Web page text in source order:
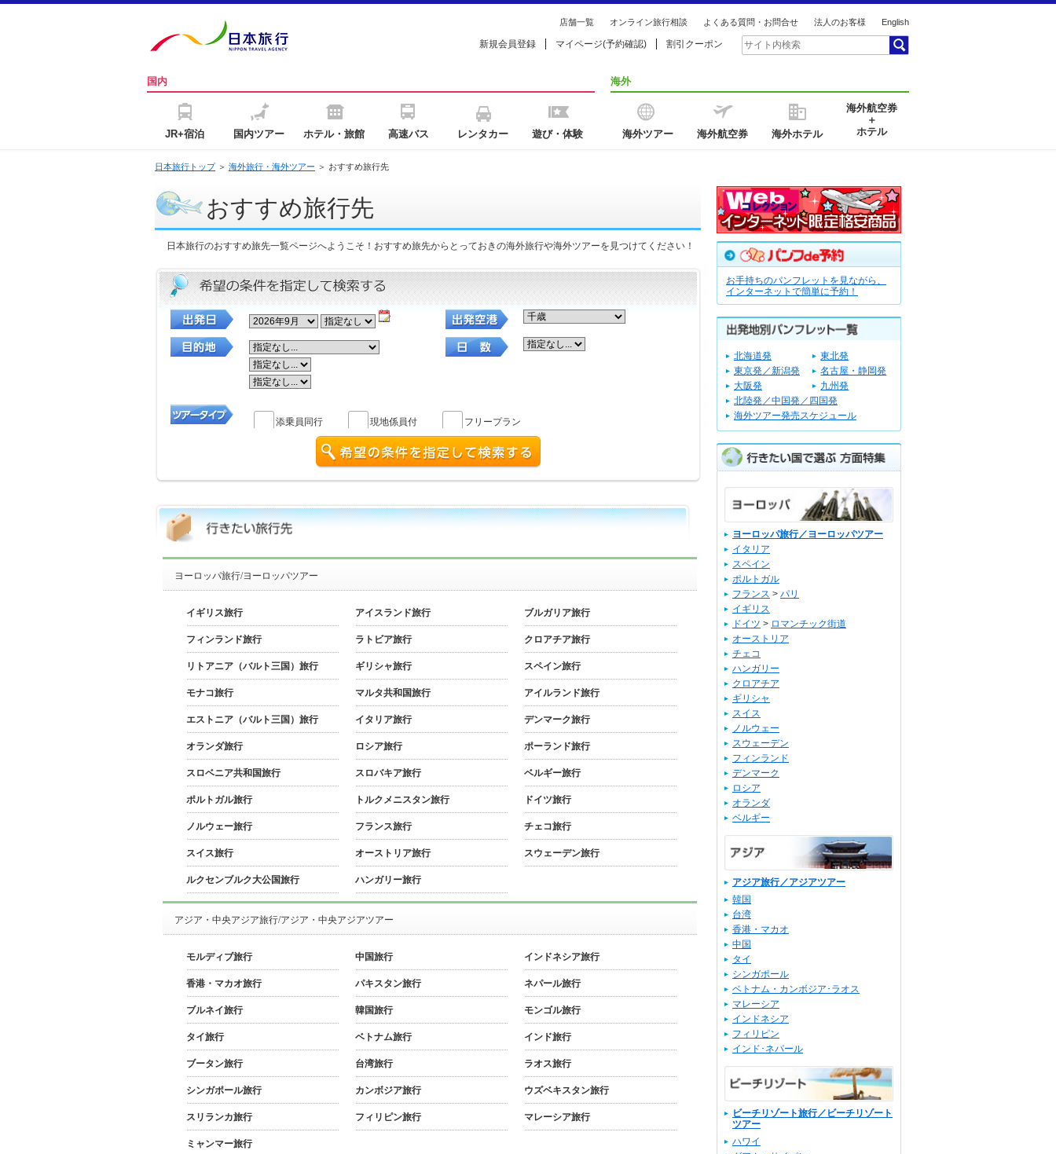
店舗一覧 オンライン旅行相談 よくある質問・お問合せ 法人のお客様 English
新規会員登録 マイページ(予約確認) 割引クーポン
国内
JR+宿泊 国内ツアー ホテル・旅館 高速バス レンタカー 遊び・体験
海外
海外ツアー 海外航空券 海外ホテル
海外航空券
＋
ホテル
日本旅行トップ＞ 海外旅行・海外ツアー ＞ おすすめ旅行先
おすすめ旅行先
日本旅行のおすすめ旅先一覧ページへようこそ！おすすめ旅先からとっておきの海外旅行や海外ツアーを見つけてください！
添乗員同行 現地係員付 フリープラン
ヨーロッパ旅行/ヨーロッパツアー
イギリス旅行 アイスランド旅行 ブルガリア旅行
フィンランド旅行 ラトビア旅行 クロアチア旅行
リトアニア（バルト三国）旅行 ギリシャ旅行 スペイン旅行
モナコ旅行 マルタ共和国旅行 アイルランド旅行
エストニア（バルト三国）旅行 イタリア旅行 デンマーク旅行
オランダ旅行 ロシア旅行 ポーランド旅行
スロベニア共和国旅行 スロバキア旅行 ベルギー旅行
ポルトガル旅行 トルクメニスタン旅行 ドイツ旅行
ノルウェー旅行 フランス旅行 チェコ旅行
スイス旅行 オーストリア旅行 スウェーデン旅行
ルクセンブルク大公国旅行 ハンガリー旅行
アジア・中央アジア旅行/アジア・中央アジアツアー
モルディブ旅行 中国旅行 インドネシア旅行
香港・マカオ旅行 パキスタン旅行 ネパール旅行
ブルネイ旅行 韓国旅行 モンゴル旅行
タイ旅行 ベトナム旅行 インド旅行
ブータン旅行 台湾旅行 ラオス旅行
シンガポール旅行 カンボジア旅行 ウズベキスタン旅行
スリランカ旅行 フィリピン旅行 マレーシア旅行
ミャンマー旅行
お手持ちのパンフレットを見ながら、
インターネットで簡単に予約！
北海道発
東北発
東京発／新潟発
名古屋・静岡発
大阪発
九州発
北陸発／中国発／四国発
海外ツアー発売スケジュール
ヨーロッパ旅行／ヨーロッパツアー
イタリア
スペイン
ポルトガル
フランス > パリ
イギリス
ドイツ > ロマンチック街道
オーストリア
チェコ
ハンガリー
クロアチア
ギリシャ
スイス
ノルウェー
スウェーデン
フィンランド
デンマーク
ロシア
オランダ
ベルギー
アジア旅行／アジアツアー
韓国
台湾
香港・マカオ
中国
タイ
シンガポール
ベトナム・カンボジア･ラオス
マレーシア
インドネシア
フィリピン
インド･ネパール
ビーチリゾート旅行／ビーチリゾート
ツアー
ハワイ